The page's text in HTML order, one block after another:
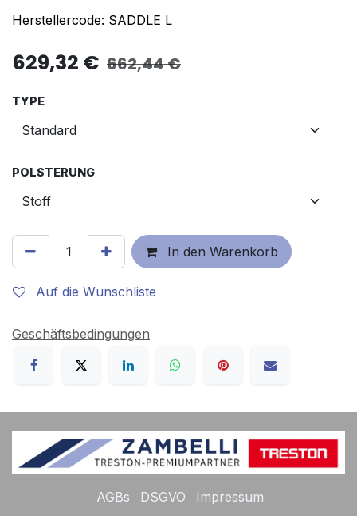
Herstellercode: SADDLE L
629,32 € 662,44€
TYPE
POLSTERUNG
In den Warenkorb
Auf die Wunschliste
Geschäftsbedingungen
AGBs DSGVO Impressum